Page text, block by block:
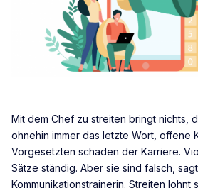
Mit dem Chef zu streiten bringt nichts,
ohnehin immer das letzte Wort, offene
Vorgesetzten schaden der Karriere.
Sätze ständig. Aber sie sind falsch,
Kommunikationstrainerin. Streiten lohnt